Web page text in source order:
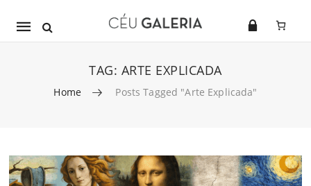
Mobile
TAG: ARTE EXPLICADA
Home Posts Tagged "arte Explicada"
Skip to content